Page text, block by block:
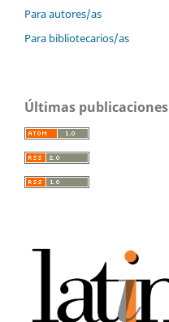
Para autores/as
Para bibliotecarios/as
Últimas publicaciones